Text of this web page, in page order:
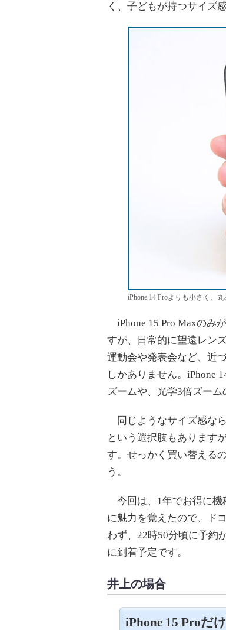
く、子どもが持つサイズ
iPhone 14 Proよりも小さく、
iPhone 15 Pro Maxのみ
すが、日常的に望遠レン
運動会や発表会など、近
しかありません。iPhone
ズームや、光学3倍ズーム
同じようなサイズ感なら
という選択肢もあります
す。せっかく買い替える
う。
今回は、1年でお得に機
に魅力を覚えたので、ド
わず、22時50分頃に予約
に到着予定です。
井上の場合
iPhone 15 Proだ